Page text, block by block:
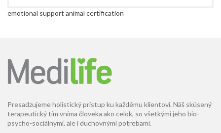
emotional support animal certification
Presadzujeme holistický prístup ku každému klientovi. Náš skúsený
terapeutický tím vníma človeka ako celok, so všetkými jeho bio-
psycho-sociálnymi, ale i duchovnými potrebami.